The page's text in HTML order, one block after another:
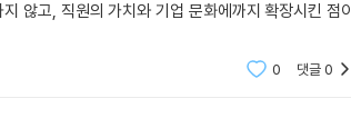
않고, 직원의 가치와 기업 문화에까지 확장시킨 점이
0 댓글0